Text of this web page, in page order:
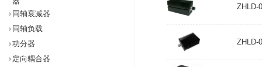
同轴衰减器
同轴负载
功分器
定向耦合器
ZHLD-
ZHLD-